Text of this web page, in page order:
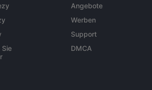
Sie
Angebote
Werben
Support
DMCA